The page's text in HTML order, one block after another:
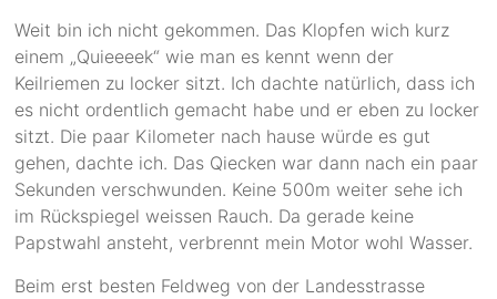
Weit bin ich nicht gekommen. Das Klopfen wich kurz
einem „Quieeeek“ wie man es kennt wenn der
Keilriemen zu locker sitzt. Ich dachte natürlich, dass ich
es nicht ordentlich gemacht habe und er eben zu locker
sitzt. Die paar Kilometer nach hause würde es gut
gehen, dachte ich. Das Qiecken war dann nach ein paar
Sekunden verschwunden. Keine 500m weiter sehe ich
im Rückspiegel weissen Rauch. Da gerade keine
Papstwahl ansteht, verbrennt mein Motor wohl Wasser.
Beim erst besten Feldweg von der Landesstrasse